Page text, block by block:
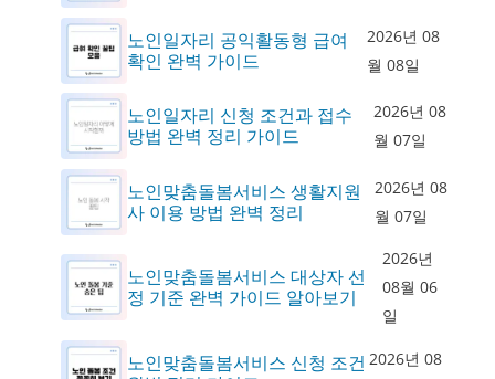
노인일자리 공익활동형 급여
확인 완벽 가이드
2026년 08
월 08일
노인일자리 신청 조건과 접수
방법 완벽 정리 가이드
2026년 08
월 07일
노인맞춤돌봄서비스 생활지원
사 이용 방법 완벽 정리
2026년 08
월 07일
노인맞춤돌봄서비스 대상자 선
정 기준 완벽 가이드 알아보기
2026년
08월 06
일
노인맞춤돌봄서비스 신청 조건 2026년 08